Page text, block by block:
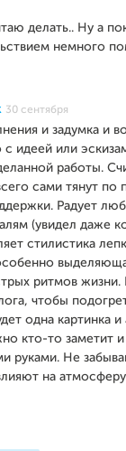
делать.. Ну а
немного
30 сентября
и задумка и
идеей или
работы.
сами тянут по
Радует
(увидел даже
стилистика
ритмов жизни.
чтобы
одна картинка и
кто-то заметит
руками. Не
на